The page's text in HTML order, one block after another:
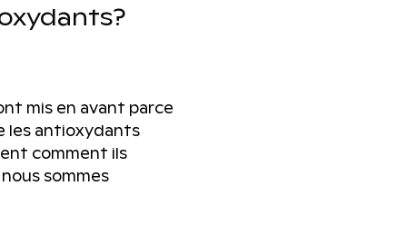
mis en avant parce
les antioxydants
comment ils
sommes